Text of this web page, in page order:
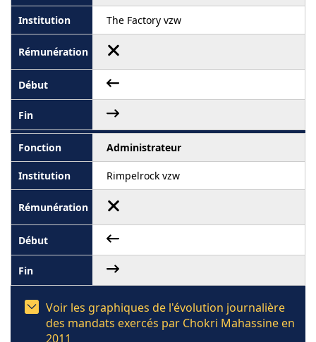
The Factory vzw
Administrateur
Rimpelrock vzw
Voir les graphiques de l'évolution journalière
des mandats exercés par Chokri Mahassine en
2011